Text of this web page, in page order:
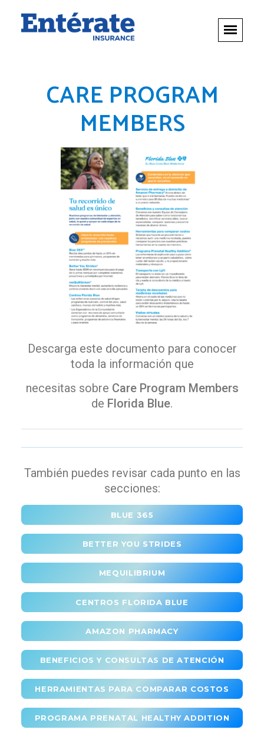
CARE PROGRAM
MEMBERS
Descarga este documento para conocer
toda la información que
necesitas sobre Care Program Members
de Florida Blue.
También puedes revisar cada punto en las
secciones:
BLUE 365
BETTER YOU STRIDES
MEQUILIBRIUM
CENTROS FLORIDA BLUE
AMAZON PHARMACY
BENEFICIOS Y CONSULTAS DE ATENCIÓN
HERRAMIENTAS PARA COMPARAR COSTOS
PROGRAMA PRENATAL HEALTHY ADDITION